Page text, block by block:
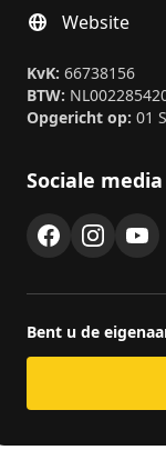
Website
KvK: 66738156
BTW:
Opgericht op: 01
Sociale media
Bent u de